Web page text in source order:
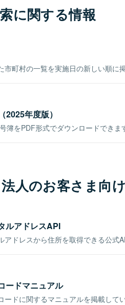
に関する情報
市町村の一覧を実施日の新しい順に
2025年度版）
簿をPDF形式でダウンロードできま
人のお客さま向
ルアドレスAPI
アドレスから住所を取得できる公式
ードマニュアル
ードに関するマニュアルを掲載してい